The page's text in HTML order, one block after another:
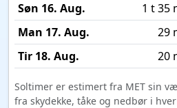
Søn 16. Aug.
1 t 35
Man 17. Aug.
29
Tir 18. Aug.
20
Soltimer er estimert fra MET sin
fra skydekke, tåke og nedbør i